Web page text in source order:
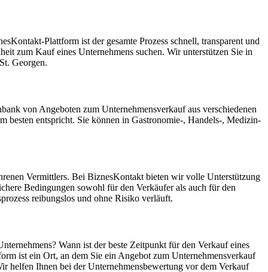
Plattform ist der gesamte Prozess schnell, transparent und
zum Kauf eines Unternehmens suchen. Wir unterstützen Sie in
Georgen.
von Angeboten zum Unternehmensverkauf aus verschiedenen
besten entspricht. Sie können in Gastronomie-, Handels-, Medizin-
Vermittlers. Bei BiznesKontakt bieten wir volle Unterstützung
Bedingungen sowohl für den Verkäufer als auch für den
reibungslos und ohne Risiko verläuft.
Wann ist der beste Zeitpunkt für den Verkauf eines
ist ein Ort, an dem Sie ein Angebot zum Unternehmensverkauf
helfen Ihnen bei der Unternehmensbewertung vor dem Verkauf